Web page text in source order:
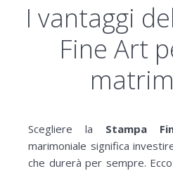
I vantaggi
Fine Art
Scegliere la Stampa
marimoniale significa
che durerà per sempre.